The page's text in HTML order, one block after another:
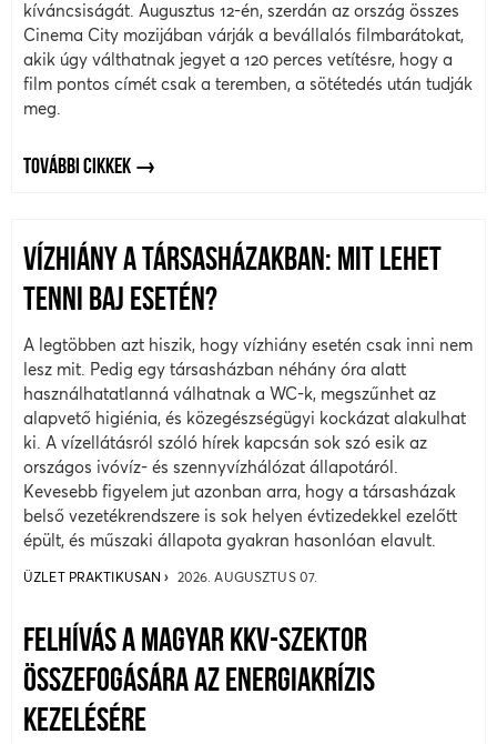
kíváncsiságát. Augusztus 12-én, szerdán az ország összes
Cinema City mozijában várják a bevállalós filmbarátokat,
akik úgy válthatnak jegyet a 120 perces vetítésre, hogy a
film pontos címét csak a teremben, a sötétedés után tudják
meg.
TOVÁBBI CIKKEK
VÍZHIÁNY A TÁRSASHÁZAKBAN: MIT LEHET
TENNI BAJ ESETÉN?
A legtöbben azt hiszik, hogy vízhiány esetén csak inni nem
lesz mit. Pedig egy társasházban néhány óra alatt
használhatatlanná válhatnak a WC-k, megszűnhet az
alapvető higiénia, és közegészségügyi kockázat alakulhat
ki. A vízellátásról szóló hírek kapcsán sok szó esik az
országos ivóvíz- és szennyvízhálózat állapotáról.
Kevesebb figyelem jut azonban arra, hogy a társasházak
belső vezetékrendszere is sok helyen évtizedekkel ezelőtt
épült, és műszaki állapota gyakran hasonlóan elavult.
ÜZLET PRAKTIKUSAN 2026. AUGUSZTUS 07.
FELHÍVÁS A MAGYAR KKV-SZEKTOR
ÖSSZEFOGÁSÁRA AZ ENERGIAKRÍZIS
KEZELÉSÉRE